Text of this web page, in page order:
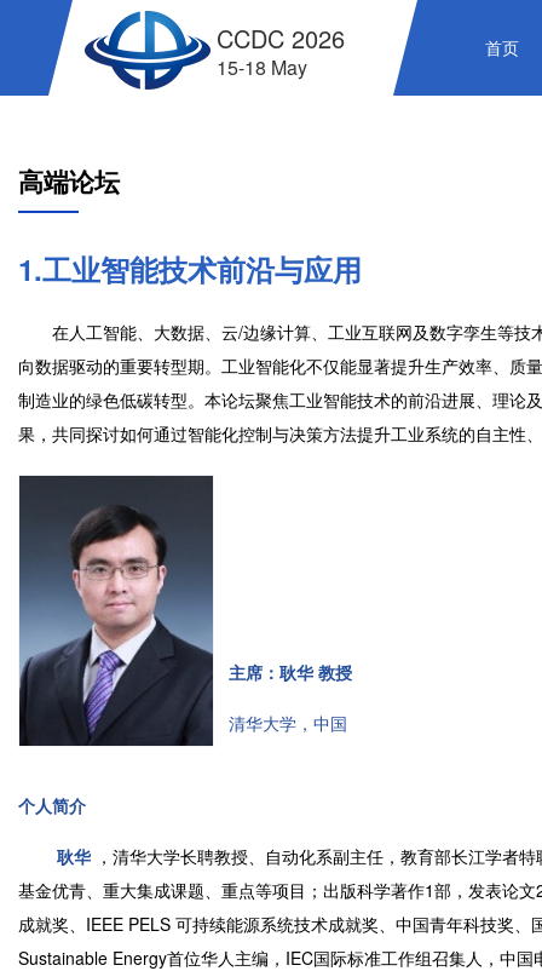
CCDC 2026
15-18 May
首页
高端论坛
1.工业智能技术前沿与应用
在人工智能、大数据、云/边缘计算、工业互联网及数字孪生等技
向数据驱动的重要转型期。工业智能化不仅能显著提升生产效率、
制造业的绿色低碳转型。本论坛聚焦工业智能技术的前沿进展、理
果，共同探讨如何通过智能化控制与决策方法提升工业系统的自主
主席：耿华 教授
清华大学，中国
个人简介
耿华 ，清华大学长聘教授、自动化系副主任，教育部长江学者
基金优青、重大集成课题、重点等项目；出版科学著作1部，发表论
成就奖、IEEE PELS 可持续能源系统技术成就奖、中国青年科技奖
Sustainable Energy首位华人主编，IEC国际标准工作组召集人，中